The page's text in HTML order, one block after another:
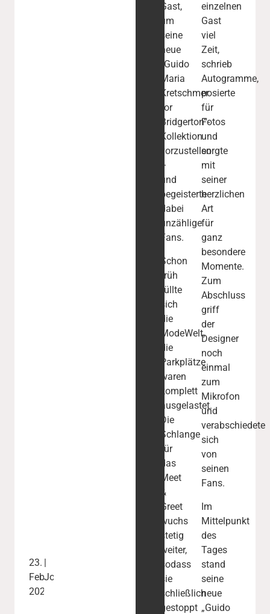
23.
Februar
2026
|
Johanna
Gast,
um
seine
neue
„Guido
Maria
Kretschmer
for
Bridgerton“-
Kollektion
vorzustellen
–
und
begeisterte
dabei
unzählige
Fans.
Schon
früh
füllte
sich
die
ModeWelt,
die
Parkplätze
waren
komplett
ausgelastet.
Die
Schlange
für
das
Meet
&
Greet
wuchs
stetig
weiter,
sodass
sie
schließlich
gestoppt
einzelnen
Gast
viel
Zeit,
schrieb
Autogramme,
posierte
für
Fotos
und
sorgte
mit
seiner
herzlichen
Art
für
ganz
besondere
Momente.
Zum
Abschluss
griff
der
Designer
noch
einmal
zum
Mikrofon
und
verabschiedete
sich
von
seinen
Fans.
Im
Mittelpunkt
des
Tages
stand
seine
neue
„Guido